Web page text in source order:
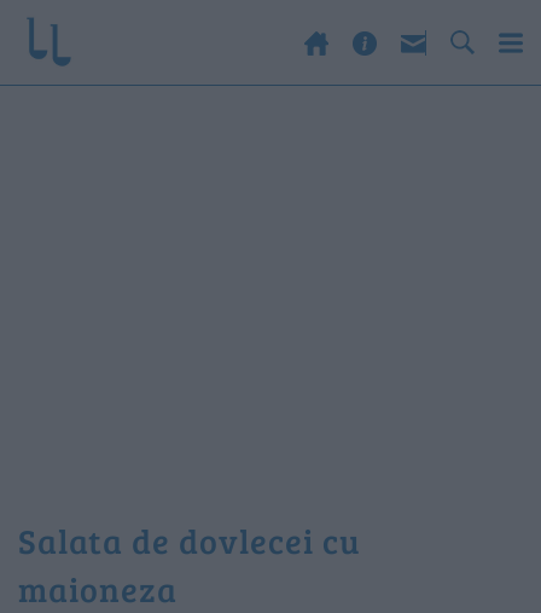
salata de dovlecei cu
maioneza